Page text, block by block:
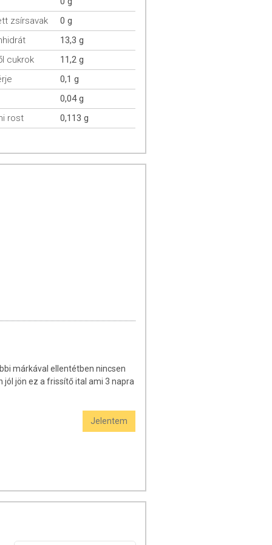
zsírsavak
0 g
13,3 g
cukrok
11,2 g
0,1 g
0,04 g
rost
0,113 g
márkával ellentétben nincsen
jön ez a frissítő ital ami 3 napra
Jelentem